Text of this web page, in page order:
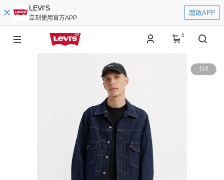
LEVI'S
立刻使用官方APP
開啟APP
0
1/4